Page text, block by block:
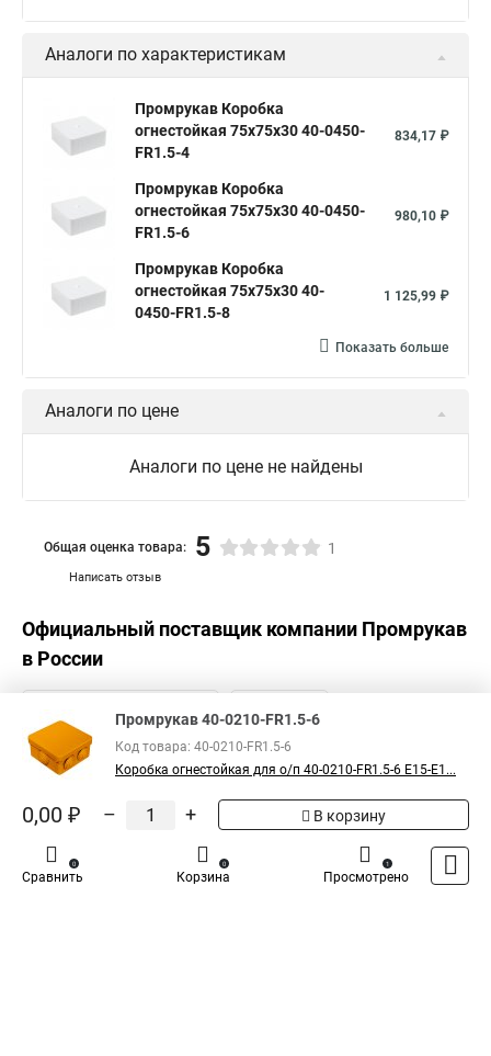
Аналоги по характеристикам
Промрукав Коробка
огнестойкая 75х75х30 40-0450-
FR1.5-4
834,17 ₽
Промрукав Коробка
огнестойкая 75х75х30 40-0450-
FR1.5-6
980,10 ₽
Промрукав Коробка
огнестойкая 75х75х30 40-
0450-FR1.5-8
1 125,99 ₽
Показать больше
Аналоги по цене
Аналоги по цене не найдены
Написать отзыв
Общая оценка товара: 5 1
Официальный поставщик компании Промрукав
в России
Промрукав 40-0210-FR1.5-6
Код товара: 40-0210-FR1.5-6
Коробка огнестойкая для о/п 40-0210-FR1.5-6 Е15-Е1...
0,00 ₽ – + В корзину
Сравнить
0
Корзина
0
Просмотрено
1